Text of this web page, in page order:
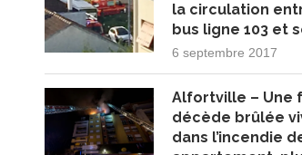
la circulation
bus ligne 103 et
6 septembre 2017
Alfortville – Une
décède brûlée
dans l’incendie